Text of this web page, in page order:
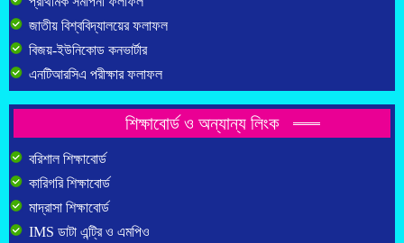
জাতীয় বিশ্ববিদ্যালয়ের ফলাফল
বিজয়-ইউনিকোড কনভার্টার
এনটিআরসিএ পরীক্ষার ফলাফল
শিক্ষাবোর্ড ও অন্যান্য লিংক
বরিশাল শিক্ষাবোর্ড
কারিগরি শিক্ষাবোর্ড
মাদ্রাসা শিক্ষাবোর্ড
IMS ডাটা এন্ট্রি ও এমপিও